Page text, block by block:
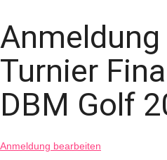
Turnier
DBM Golf
Anmeldung bearbeiten